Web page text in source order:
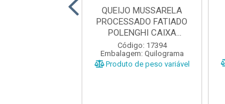
QUEIJO MUSSARELA
PROCESSADO FATIADO
POLENGHI CAIXA
4X2,73KG ...
Código: 17394
Embalagem: Quilograma
Produto de peso variável